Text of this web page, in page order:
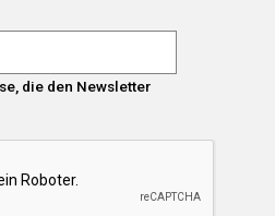
die den Newsletter